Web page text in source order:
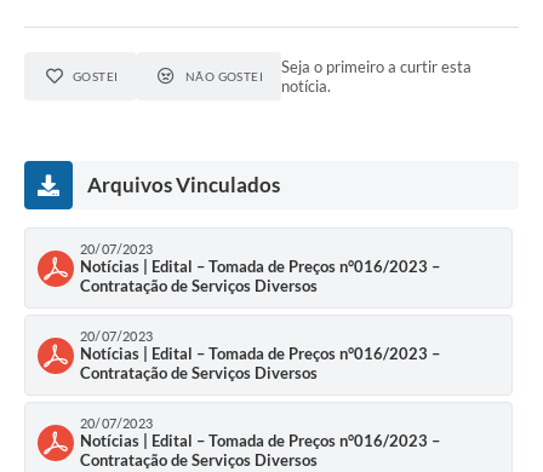
GOSTEI NÃO GOSTEI
Seja o primeiro a curtir esta
notícia.
Arquivos Vinculados
20/07/2023
Notícias | Edital – Tomada de Preços n°016/2023 –
Contratação de Serviços Diversos
20/07/2023
Notícias | Edital – Tomada de Preços n°016/2023 –
Contratação de Serviços Diversos
20/07/2023
Notícias | Edital – Tomada de Preços n°016/2023 –
Contratação de Serviços Diversos